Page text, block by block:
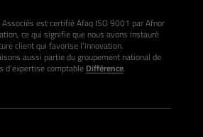
est certifié Afaq ISO 9001 par Afnor
ce qui signifie que nous avons instauré
client qui favorise l’innovation.
aussi partie du groupement national de
d’expertise comptableDifférence.